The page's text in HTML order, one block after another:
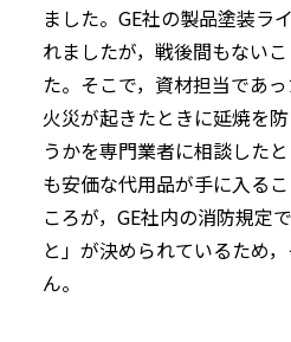
ました。GE社の製品塗装ラ
れましたが，戦後間もない
た。そこで，資材担当であっ
火災が起きたときに延焼を
うかを専門業者に相談した
も安価な代用品が手に入る
ころが，GE社内の消防規定
と」が決められているため
ん。